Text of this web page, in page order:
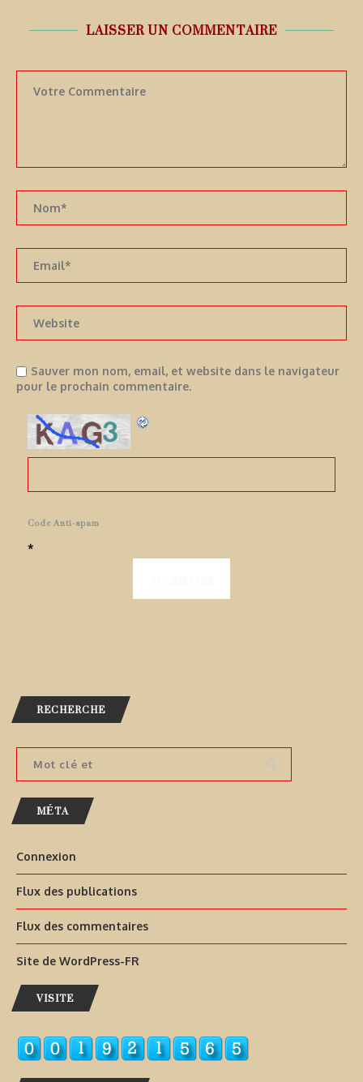
LAISSER UN COMMENTAIRE
Sauver mon nom, email, et website dans le navigateur
pour le prochain commentaire.
Code Anti-spam
*
RECHERCHE
MÉTA
Connexion
Flux des publications
Flux des commentaires
Site de WordPress-FR
VISITE